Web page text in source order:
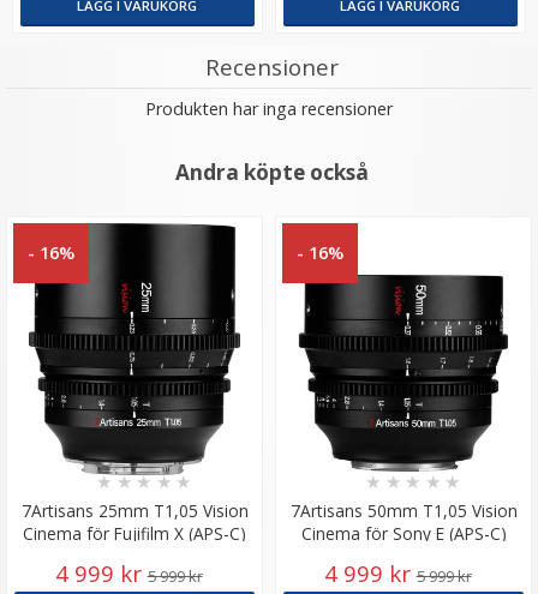
LÄGG I VARUKORG LÄGG I VARUKORG
Recensioner
Produkten har inga recensioner
Andra köpte också
- 16%
7Artisans 25mm T1,05 Vision
Cinema för Fujifilm X (APS-C)
★★★★★
4 999 kr 5 999 kr
- 16%
7Artisans 50mm T1,05 Vision
Cinema för Sony E (APS-C)
★ ★ ★ ★ ★
4 999 kr 5 999 kr